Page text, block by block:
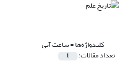
کلیدواژه‌ها =ساعت آبی
تعداد مقالات: 1